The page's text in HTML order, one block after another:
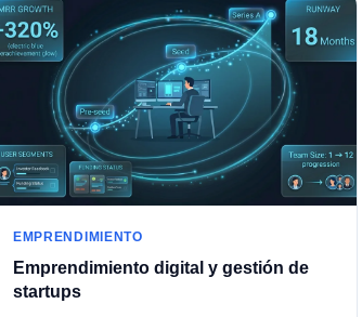
EMPRENDIMIENTO
Emprendimiento digital y gestión de
startups